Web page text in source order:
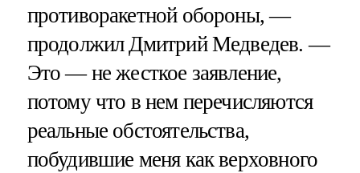
противоракетной обороны, —
продолжил Дмитрий Медведев. —
Это — не жесткое заявление,
потому что в нем перечисляются
реальные обстоятельства,
побудившие меня как верховного